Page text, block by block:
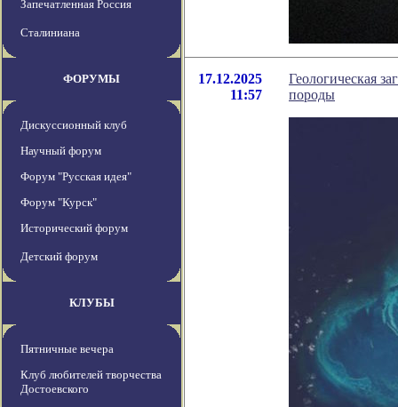
Запечатленная Россия
Сталиниана
ФОРУМЫ
Дискуссионный клуб
Научный форум
Форум "Русская идея"
Форум "Курск"
Исторический форум
Детский форум
КЛУБЫ
Пятничные вечера
Клуб любителей творчества
Достоевского
17.12.2025
11:57
Геологическая
породы